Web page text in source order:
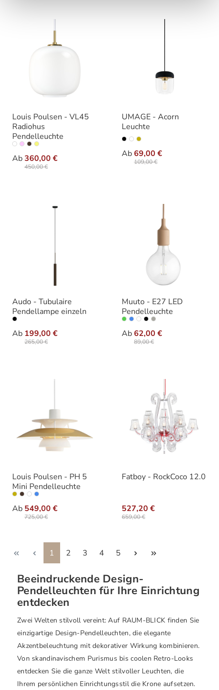
Louis Poulsen - VL45
Radiohus
Pendelleuchte
Ab360,00 €
450,00 €
Varianten
UMAGE - Acorn
Leuchte
Ab69,00 €
109,00 €
Ausführung
Audo - Tubulaire
Pendellampe einzeln
Ab 199,00 €
265,00 €
Varianten
Muuto - E27 LED
Pendelleuchte
Ab62,00 €
89,00 €
Ausführung
Louis Poulsen - PH 5
Mini Pendelleuchte
Ab 549,00 €
725,00 €
Varianten
Fatboy - RockCoco 12.0
527,20 €
659,00 €
Seite
1 Seite
2 Seite
3 Seite
4 Seite
5
Beeindruckende Design-
Pendelleuchten für Ihre Einrichtung
entdecken
Zwei Welten stilvoll vereint: Auf RAUM-BLICK finden Sie
einzigartige Design-Pendelleuchten, die elegante
Akzentbeleuchtung mit dekorativer Wirkung kombinieren.
Von skandinavischem Purismus bis coolen Retro-Looks
entdecken Sie die ganze Welt stilvoller Leuchten, die
Ihrem persönlichen Einrichtungsstil die Krone aufsetzen.